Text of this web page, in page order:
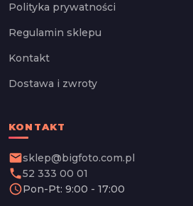
Polityka prywatności
Regulamin sklepu
Kontakt
Dostawa i zwroty
KONTAKT
emailsklep@bigfoto.com.pl
phone52 333 00 01
schedulePon-Pt: 9:00 - 17:00